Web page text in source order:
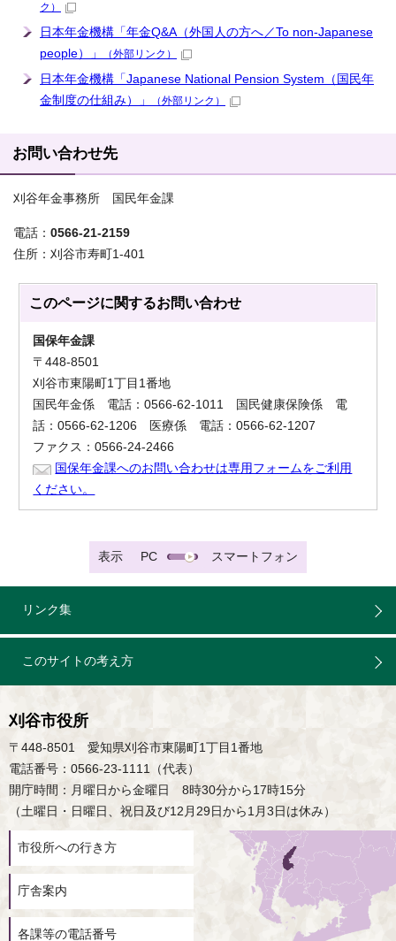
ク）
日本年金機構「年金Q&A（外国人の方へ／To non-Japanese
people）」
（外部リンク）
日本年金機構「Japanese National Pension System（国民年
金制度の仕組み）」
（外部リンク）
お問い合わせ先
刈谷年金事務所 国民年金課
電話： 0566-21-2159
住所：刈谷市寿町1-401
このページに関するお問い合わせ
国保年金課
〒448-8501
刈谷市東陽町1丁目1番地
国民年金係 電話：0566-62-1011 国民健康保険係 電
話：0566-62-1206 医療係 電話：0566-62-1207
ファクス：0566-24-2466
国保年金課へのお問い合わせは専用フォームをご利用
ください。
表示 PC スマートフォン
リンク集
このサイトの考え方
刈谷市役所
〒448-8501 愛知県刈谷市東陽町1丁目1番地
電話番号：0566-23-1111（代表）
開庁時間：月曜日から金曜日 8時30分から17時15分
（土曜日・日曜日、祝日及び12月29日から1月3日は休み）
市役所への行き方
庁舎案内
各課等の電話番号